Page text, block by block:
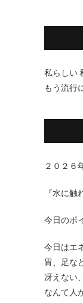
私らしい
もう流行
２０２６
『水に触
今日のポ
今日はエ
胃、足な
冴えない
なんて人